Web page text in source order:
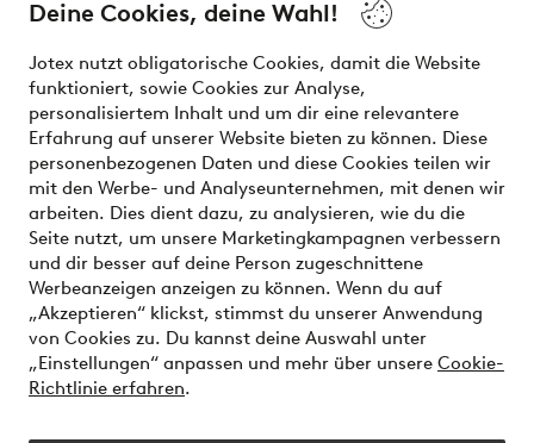
Deine Cookies, deine Wahl!
Jotex nutzt obligatorische Cookies, damit die Website
funktioniert, sowie Cookies zur Analyse,
personalisiertem Inhalt und um dir eine relevantere
Erfahrung auf unserer Website bieten zu können. Diese
personenbezogenen Daten und diese Cookies teilen wir
mit den Werbe- und Analyseunternehmen, mit denen wir
arbeiten. Dies dient dazu, zu analysieren, wie du die
Seite nutzt, um unsere Marketingkampagnen verbessern
und dir besser auf deine Person zugeschnittene
Werbeanzeigen anzeigen zu können. Wenn du auf
„Akzeptieren“ klickst, stimmst du unserer Anwendung
von Cookies zu. Du kannst deine Auswahl unter
„Einstellungen“ anpassen und mehr über unsere Cookie-
Richtlinie erfahren.
the latest trends, curated to make finding your next look
effortless. It’s all here.
Visit Ellos
Sichere Zahlungen - Jetzt bezahlen oder aufteilen
Möchtest du mehr über unsere
Zahlungsmöglichkeitenerfahren?